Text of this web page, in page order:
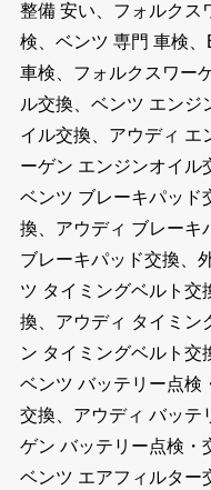
整備 安い、フォルクス
検、ベンツ 専門 車検
車検、フォルクスワー
ル交換、ベンツ エンジ
イル交換、アウディ エ
ーゲン エンジンオイル
ベンツ ブレーキパッド
換、アウディ ブレーキ
ブレーキパッド交換、
ツ タイミングベルト交
換、アウディ タイミン
ン タイミングベルト交
ベンツ バッテリー点検
交換、アウディ バッテ
ゲン バッテリー点検・
ベンツ エアフィルター